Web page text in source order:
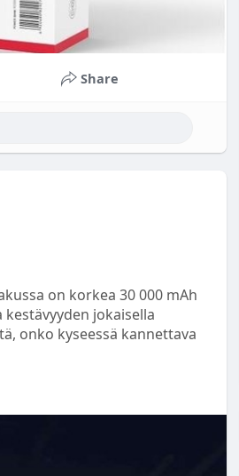
Share
on korkea 30 000 mAh
jokaisella
onko kyseessä kannettava